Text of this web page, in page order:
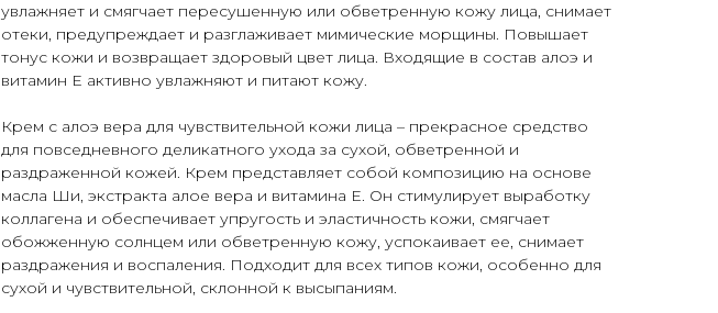
увлажняет и смягчает пересушенную или обветренную кожу лица, снимает
отеки, предупреждает и разглаживает мимические морщины. Повышает
тонус кожи и возвращает здоровый цвет лица. Входящие в состав алоэ и
витамин Е активно увлажняют и питают кожу.
Крем с алоэ вера для чувствительной кожи лица – прекрасное средство
для повседневного деликатного ухода за сухой, обветренной и
раздраженной кожей. Крем представляет собой композицию на основе
масла Ши, экстракта алое вера и витамина Е. Он стимулирует выработку
коллагена и обеспечивает упругость и эластичность кожи, смягчает
обожженную солнцем или обветренную кожу, успокаивает ее, снимает
раздражения и воспаления. Подходит для всех типов кожи, особенно для
сухой и чувствительной, склонной к высыпаниям.